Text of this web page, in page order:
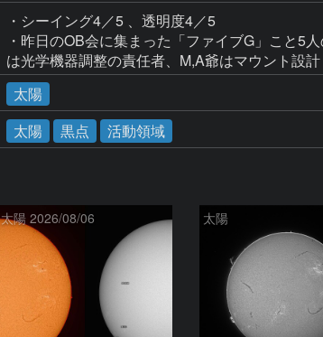
・シーイング4／5 、透明度4／5
・昨日のOB会に集まった「ファイブG」こと5
太陽
太陽 黒点 活動領域
太陽 2026/08/06 太陽